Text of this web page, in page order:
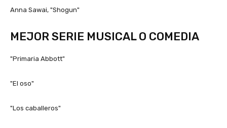
Anna Sawai, "Shogun"
MEJOR SERIE MUSICAL O COMEDIA
"Primaria Abbott"
"El oso"
"Los caballeros"